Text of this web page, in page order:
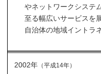
やネットワークシステ
至る幅広いサービスを展
自治体の地域イントラ
2002年（平成14年）